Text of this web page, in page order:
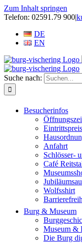
Zum Inhalt springen
Telefon: 02591.79 900|
DE
EN
Suche nach:
Besucherinfos
Anfahrt
Schlösser-
Café
Wolfsshirt
Burg & Museum
Museum &
Die Burg